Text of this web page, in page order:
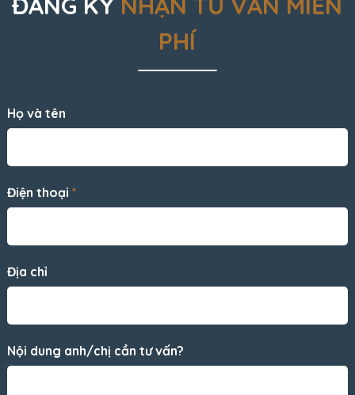
PHÍ
Họ và tên
Điện thoại *
Địa chỉ
Nội dung anh/chị cần tư vấn?